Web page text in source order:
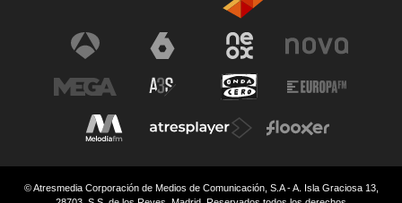
© Atresmedia Corporación de Medios de Comunicación, S.A - A. Isla Graciosa 13,